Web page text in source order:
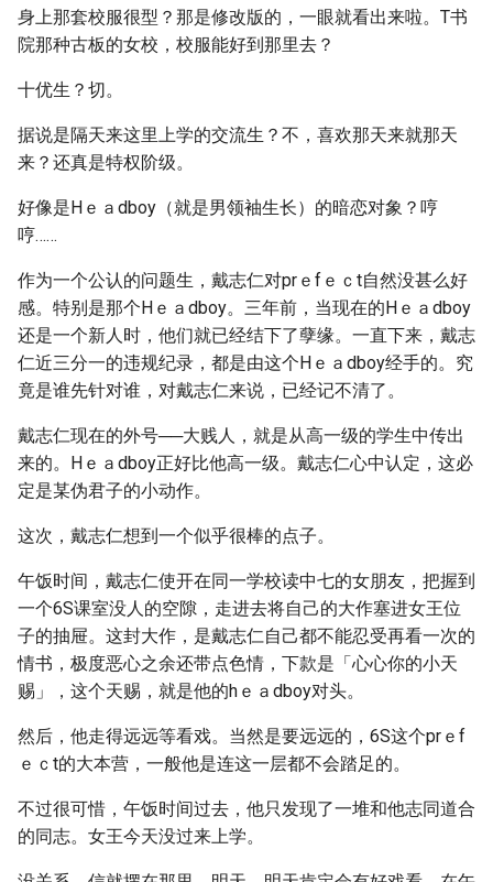
身上那套校服很型？那是修改版的，一眼就看出来啦。T书
院那种古板的女校，校服能好到那里去？
十优生？切。
据说是隔天来这里上学的交流生？不，喜欢那天来就那天
来？还真是特权阶级。
好像是Hｅａdboy（就是男领袖生长）的暗恋对象？哼
哼……
作为一个公认的问题生，戴志仁对prｅfｅｃt自然没甚么好
感。特别是那个Hｅａdboy。三年前，当现在的Hｅａdboy
还是一个新人时，他们就已经结下了孽缘。一直下来，戴志
仁近三分一的违规纪录，都是由这个Hｅａdboy经手的。究
竟是谁先针对谁，对戴志仁来说，已经记不清了。
戴志仁现在的外号──大贱人，就是从高一级的学生中传出
来的。Hｅａdboy正好比他高一级。戴志仁心中认定，这必
定是某伪君子的小动作。
这次，戴志仁想到一个似乎很棒的点子。
午饭时间，戴志仁使开在同一学校读中七的女朋友，把握到
一个6S课室没人的空隙，走进去将自己的大作塞进女王位
子的抽屉。这封大作，是戴志仁自己都不能忍受再看一次的
情书，极度恶心之余还带点色情，下款是「心心你的小天
赐」，这个天赐，就是他的hｅａdboy对头。
然后，他走得远远等看戏。当然是要远远的，6S这个prｅf
ｅｃt的大本营，一般他是连这一层都不会踏足的。
不过很可惜，午饭时间过去，他只发现了一堆和他志同道合
的同志。女王今天没过来上学。